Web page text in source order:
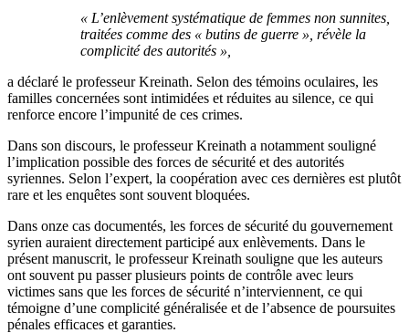
« L’enlèvement systématique de femmes non sunnites,
traitées comme des « butins de guerre », révèle la
complicité des autorités »,
a déclaré le professeur Kreinath. Selon des témoins oculaires, les
familles concernées sont intimidées et réduites au silence, ce qui
renforce encore l’impunité de ces crimes.
Dans son discours, le professeur Kreinath a notamment souligné
l’implication possible des forces de sécurité et des autorités
syriennes. Selon l’expert, la coopération avec ces dernières est plutôt
rare et les enquêtes sont souvent bloquées.
Dans onze cas documentés, les forces de sécurité du gouvernement
syrien auraient directement participé aux enlèvements. Dans le
présent manuscrit, le professeur Kreinath souligne que les auteurs
ont souvent pu passer plusieurs points de contrôle avec leurs
victimes sans que les forces de sécurité n’interviennent, ce qui
témoigne d’une complicité généralisée et de l’absence de poursuites
pénales efficaces et garanties.